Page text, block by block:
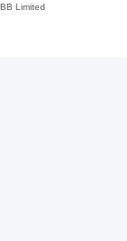
Limited